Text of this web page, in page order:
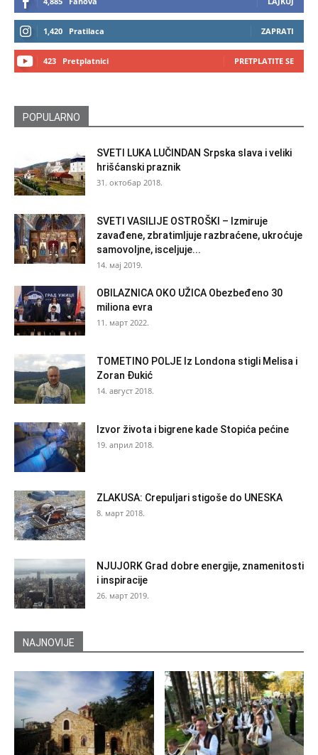
1,420 Pratilaca ZAPRATI
423 Pretplatnici PRETPLATITE SE
POPULARNO
SVETI LUKA LUČINDAN Srpska slava i veliki
hrišćanski praznik
31. октобар 2018.
SVETI VASILIJE OSTROŠKI – Izmiruje
zavađene, zbratimljuje razbraćene, ukroćuje
samovoljne, isceljuje...
14. мај 2019.
OBILAZNICA OKO UŽICA Obezbeđeno 30
miliona evra
11. март 2022.
TOMETINO POLJE Iz Londona stigli Melisa i
Zoran Đukić
14. август 2018.
Izvor života i bigrene kade Stopića pećine
19. април 2018.
ZLAKUSA: Crepuljari stigoše do UNESKA
8. март 2018.
NJUJORK Grad dobre energije, znamenitosti
i inspiracije
26. март 2019.
NAJNOVIJE